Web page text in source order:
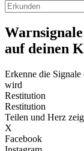
auf deinen
Erkenne die
wird
Restitution
Restitution
Teilen und Herz
X
Facebook